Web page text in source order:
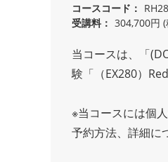
コースコード
受講料
304,700円
当コースは、「
験「（EX280）
※当コースには個
予約方法、詳細に